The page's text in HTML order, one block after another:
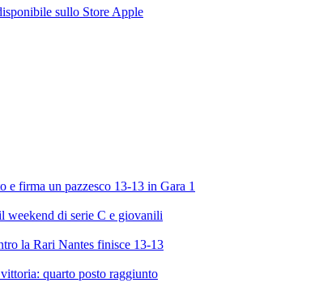
sullo Store Apple
firma un pazzesco 13-13 in Gara 1
weekend di serie C e giovanili
la Rari Nantes finisce 13-13
quarto posto raggiunto